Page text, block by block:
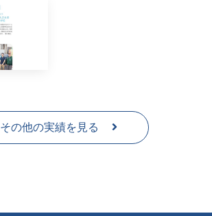
その他の実績を見る